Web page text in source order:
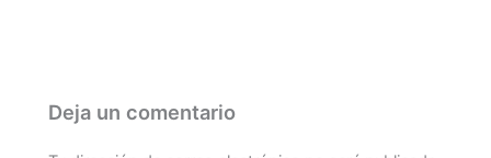
Deja un comentario